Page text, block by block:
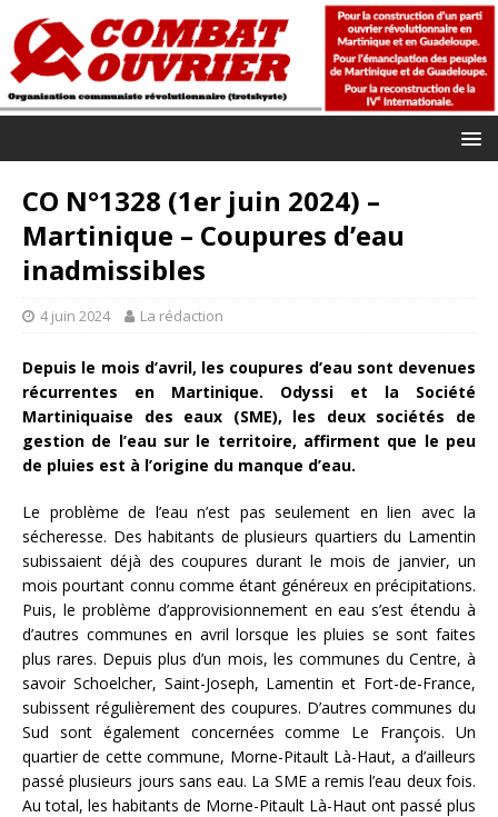
CO N°1328 (1er juin 2024) –
Martinique – Coupures d’eau
inadmissibles
4 juin 2024 La rédaction
Depuis le mois d’avril, les coupures d’eau sont devenues
récurrentes en Martinique. Odyssi et la Société
Martiniquaise des eaux (SME), les deux sociétés de
gestion de l’eau sur le territoire, affirment que le peu
de pluies est à l’origine du manque d’eau.
Le problème de l’eau n’est pas seulement en lien avec la
sécheresse. Des habitants de plusieurs quartiers du Lamentin
subissaient déjà des coupures durant le mois de janvier, un
mois pourtant connu comme étant généreux en précipitations.
Puis, le problème d’approvisionnement en eau s’est étendu à
d’autres communes en avril lorsque les pluies se sont faites
plus rares. Depuis plus d’un mois, les communes du Centre, à
savoir Schoelcher, Saint-Joseph, Lamentin et Fort-de-France,
subissent régulièrement des coupures. D’autres communes du
Sud sont également concernées comme Le François. Un
quartier de cette commune, Morne-Pitault Là-Haut, a d’ailleurs
passé plusieurs jours sans eau. La SME a remis l’eau deux fois.
Au total, les habitants de Morne-Pitault Là-Haut ont passé plus